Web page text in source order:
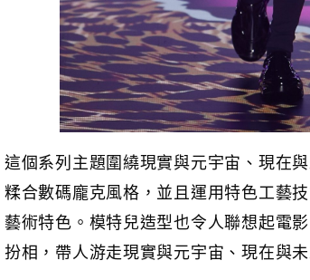
這個系列主題圍繞現實與元宇宙、現在
糅合數碼龐克風格，並且運用特色工藝
藝術特色。模特兒造型也令人聯想起電
扮相，帶人游走現實與元宇宙、現在與未